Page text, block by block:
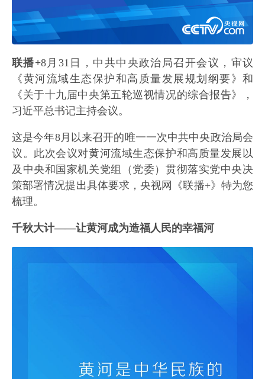
联播+8月31日，中共中央政治局召开会议，审议
《黄河流域生态保护和高质量发展规划纲要》和
《关于十九届中央第五轮巡视情况的综合报告》，
习近平总书记主持会议。
这是今年8月以来召开的唯一一次中共中央政治局会
议。此次会议对黄河流域生态保护和高质量发展以
及中央和国家机关党组（党委）贯彻落实党中央决
策部署情况提出具体要求，央视网《联播+》特为您
梳理。
千秋大计——让黄河成为造福人民的幸福河